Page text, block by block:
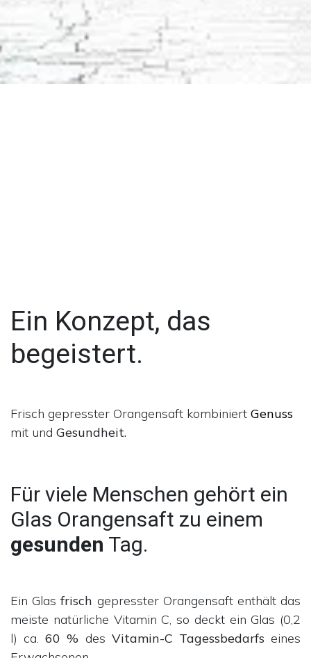
Ein Konzept, das
begeistert.
Frisch gepresster Orangensaft kombiniert Genuss
mit und Gesundheit.
Für viele Menschen gehört ein
Glas Orangensaft zu einem
gesunden Tag.
Ein Glasfrisch gepresster Orangensaft enthält das
meiste natürliche Vitamin C, so deckt ein Glas (0,2
l) ca.60 % des Vitamin-C Tagessbedarfs eines